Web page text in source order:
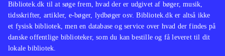
Bibliotek.dk til at søge frem, hvad der er udgivet af bøger, musik,
tidsskrifter, artikler, e-bøger, lydbøger osv. Bibliotek.dk er altså ikke
et fysisk bibliotek, men en database og service over hvad der findes på
danske offentlige biblioteker, som du kan bestille og få leveret til dit
lokale bibliotek.